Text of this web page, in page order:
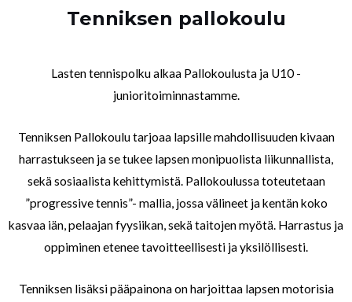
Tenniksen pallokoulu
Lasten tennispolku alkaa Pallokoulusta ja U10 -
junioritoiminnastamme.
Tenniksen Pallokoulu tarjoaa lapsille mahdollisuuden kivaan
harrastukseen ja se tukee lapsen monipuolista liikunnallista,
sekä sosiaalista kehittymistä. Pallokoulussa toteutetaan
”progressive tennis”- mallia, jossa välineet ja kentän koko
kasvaa iän, pelaajan fyysiikan, sekä taitojen myötä. Harrastus ja
oppiminen etenee tavoitteellisesti ja yksilöllisesti.
Tenniksen lisäksi pääpainona on harjoittaa lapsen motorisia